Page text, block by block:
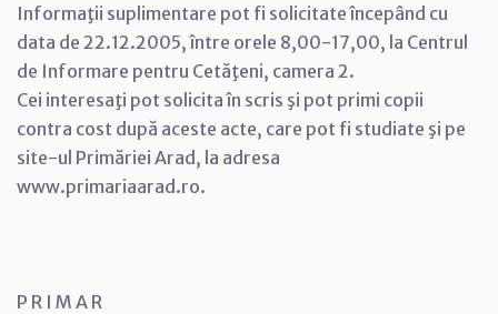
Informaţii suplimentare pot fi solicitate începând cu
data de 22.12.2005, între orele 8,00-17,00, la Centrul
de Informare pentru Cetăţeni, camera 2.
Cei interesaţi pot solicita în scris şi pot primi copii
contra cost după aceste acte, care pot fi studiate şi pe
site-ul Primăriei Arad, la adresa
www.primariaarad.ro.
P R I M A R